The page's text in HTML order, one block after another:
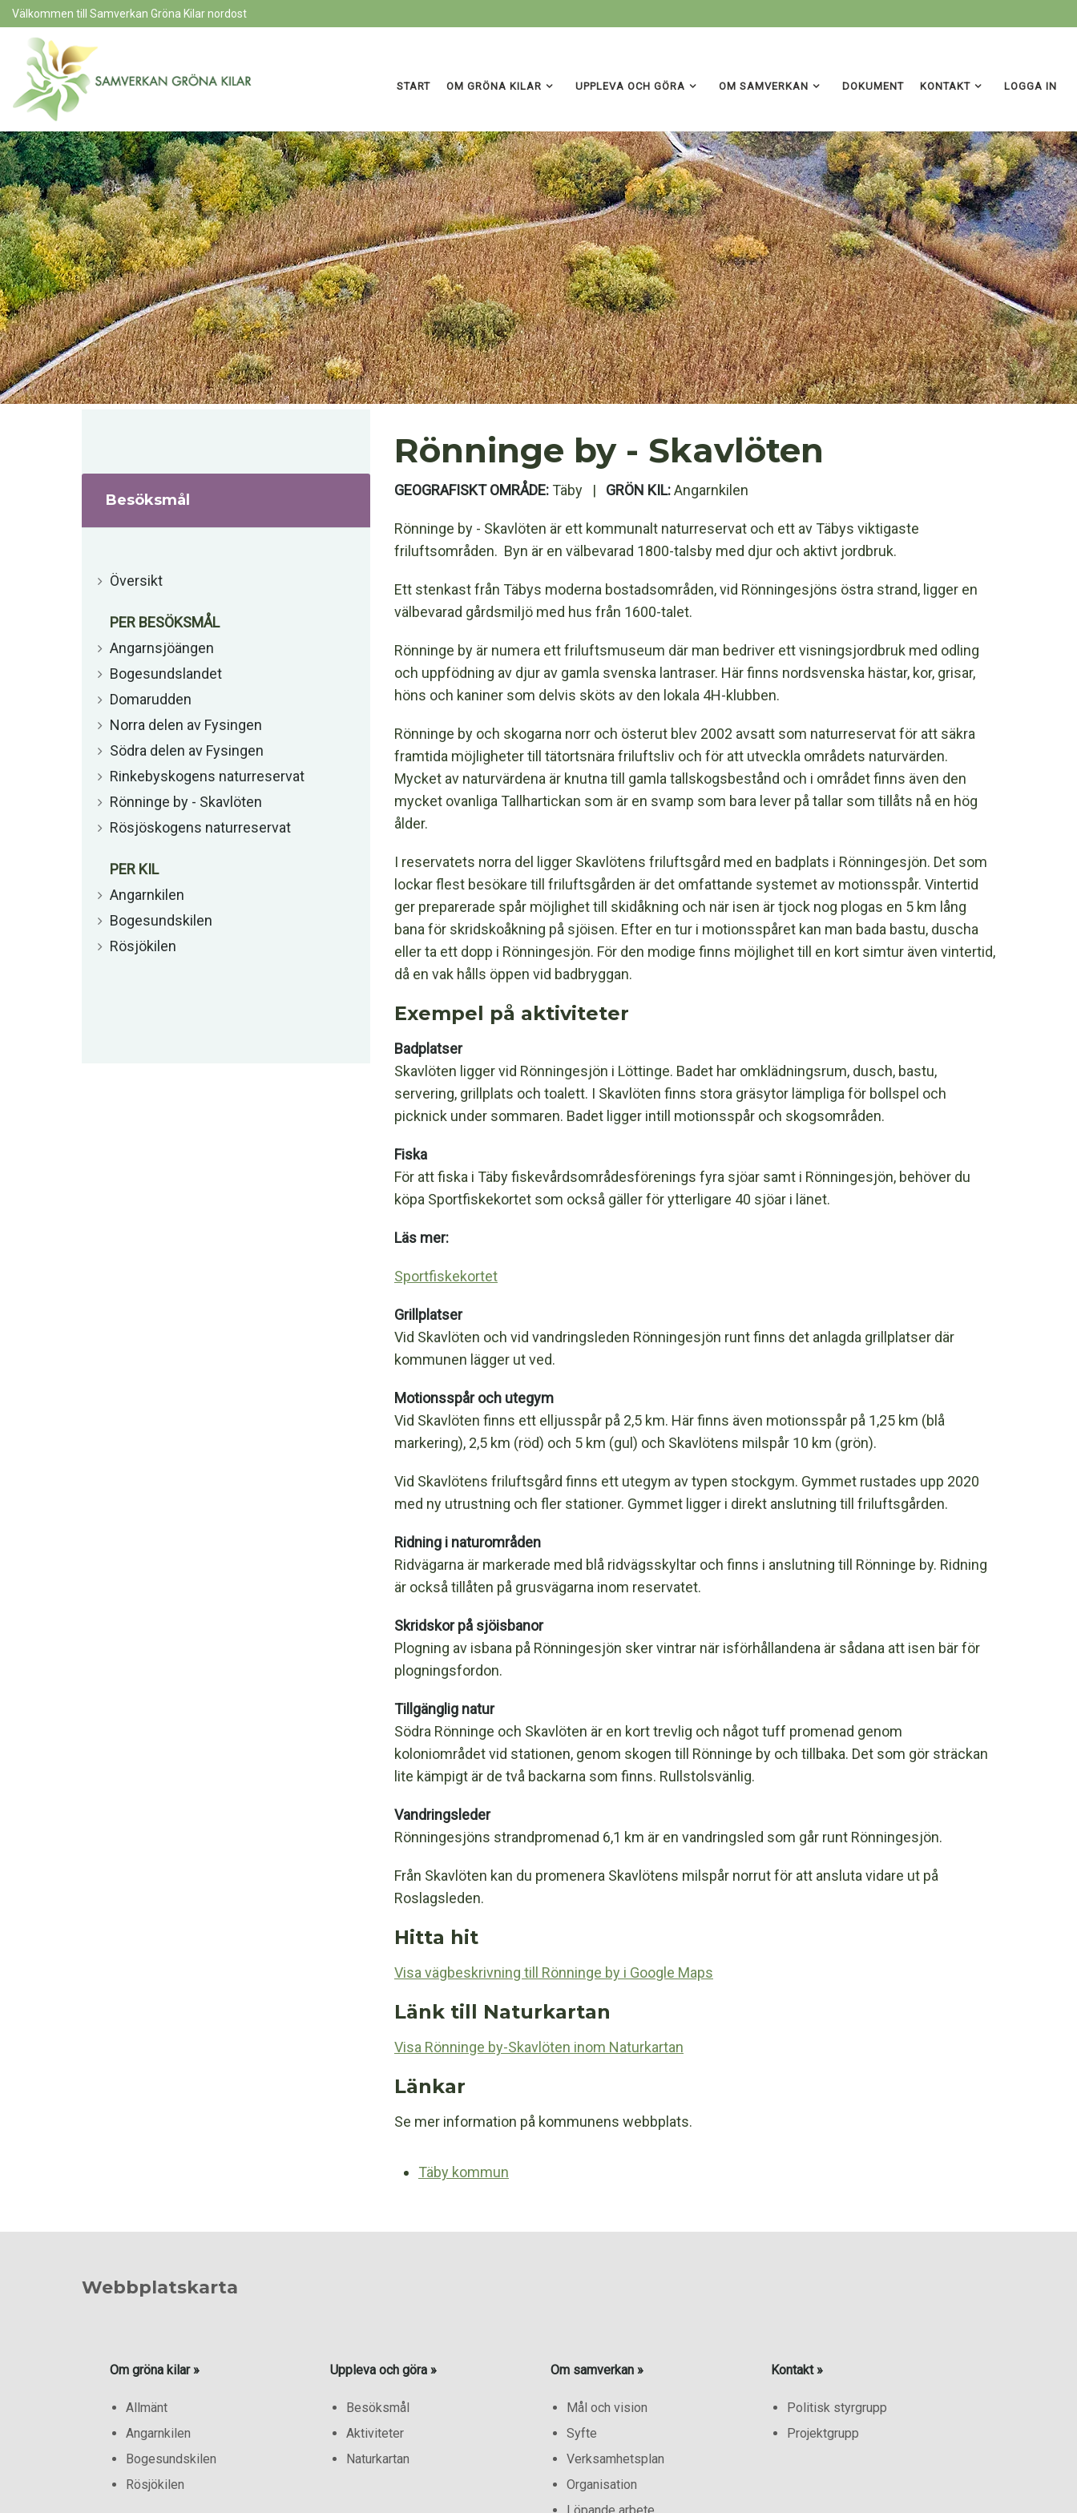
Välkommen till Samverkan Gröna Kilar nordost
START OM GRÖNA KILAR UPPLEVA OCH GÖRA OM SAMVERKAN DOKUMENT KONTAKT LOGGA IN
Besöksmål
Översikt
PER BESÖKSMÅL
Angarnsjöängen
Bogesundslandet
Domarudden
Norra delen av Fysingen
Södra delen av Fysingen
Rinkebyskogens naturreservat
Rönninge by - Skavlöten
Rösjöskogens naturreservat
PER KIL
Angarnkilen
Bogesundskilen
Rösjökilen
Rönninge by - Skavlöten
GEOGRAFISKT OMRÅDE:Täby | GRÖN KIL:Angarnkilen
Rönninge by - Skavlöten är ett kommunalt naturreservat och ett av Täbys viktigaste
friluftsområden. Byn är en välbevarad 1800-talsby med djur och aktivt jordbruk.
Ett stenkast från Täbys moderna bostadsområden, vid Rönningesjöns östra strand, ligger en
välbevarad gårdsmiljö med hus från 1600-talet.
Rönninge by är numera ett friluftsmuseum där man bedriver ett visningsjordbruk med odling
och uppfödning av djur av gamla svenska lantraser. Här finns nordsvenska hästar, kor, grisar,
höns och kaniner som delvis sköts av den lokala 4H-klubben.
Rönninge by och skogarna norr och österut blev 2002 avsatt som naturreservat för att säkra
framtida möjligheter till tätortsnära friluftsliv och för att utveckla områdets naturvärden.
Mycket av naturvärdena är knutna till gamla tallskogsbestånd och i området finns även den
mycket ovanliga Tallhartickan som är en svamp som bara lever på tallar som tillåts nå en hög
ålder.
I reservatets norra del ligger Skavlötens friluftsgård med en badplats i Rönningesjön. Det som
lockar flest besökare till friluftsgården är det omfattande systemet av motionsspår. Vintertid
ger preparerade spår möjlighet till skidåkning och när isen är tjock nog plogas en 5 km lång
bana för skridskoåkning på sjöisen. Efter en tur i motionsspåret kan man bada bastu, duscha
eller ta ett dopp i Rönningesjön. För den modige finns möjlighet till en kort simtur även vintertid,
då en vak hålls öppen vid badbryggan.
Exempel på aktiviteter
Badplatser
Skavlöten ligger vid Rönningesjön i Löttinge. Badet har omklädningsrum, dusch, bastu,
servering, grillplats och toalett. I Skavlöten finns stora gräsytor lämpliga för bollspel och
picknick under sommaren. Badet ligger intill motionsspår och skogsområden.
Fiska
För att fiska i Täby fiskevårdsområdesförenings fyra sjöar samt i Rönningesjön, behöver du
köpa Sportfiskekortet som också gäller för ytterligare 40 sjöar i länet.
Läs mer:
Sportfiskekortet
Grillplatser
Vid Skavlöten och vid vandringsleden Rönningesjön runt finns det anlagda grillplatser där
kommunen lägger ut ved.
Motionsspår och utegym
Vid Skavlöten finns ett elljusspår på 2,5 km. Här finns även motionsspår på 1,25 km (blå
markering), 2,5 km (röd) och 5 km (gul) och Skavlötens milspår 10 km (grön).
Vid Skavlötens friluftsgård finns ett utegym av typen stockgym. Gymmet rustades upp 2020
med ny utrustning och fler stationer. Gymmet ligger i direkt anslutning till friluftsgården.
Ridning i naturområden
Ridvägarna är markerade med blå ridvägsskyltar och finns i anslutning till Rönninge by. Ridning
är också tillåten på grusvägarna inom reservatet.
Skridskor på sjöisbanor
Plogning av isbana på Rönningesjön sker vintrar när isförhållandena är sådana att isen bär för
plogningsfordon.
Tillgänglig natur
Södra Rönninge och Skavlöten är en kort trevlig och något tuff promenad genom
koloniområdet vid stationen, genom skogen till Rönninge by och tillbaka. Det som gör sträckan
lite kämpigt är de två backarna som finns. Rullstolsvänlig.
Vandringsleder
Rönningesjöns strandpromenad 6,1 km är en vandringsled som går runt Rönningesjön.
Från Skavlöten kan du promenera Skavlötens milspår norrut för att ansluta vidare ut på
Roslagsleden.
Hitta hit
Visa vägbeskrivning till Rönninge by i Google Maps
Länk till Naturkartan
Visa Rönninge by-Skavlöten inom Naturkartan
Länkar
Se mer information på kommunens webbplats.
Täby kommun
Webbplatskarta
Om gröna kilar »
Allmänt
Angarnkilen
Bogesundskilen
Rösjökilen
Uppleva och göra »
Besöksmål
Aktiviteter
Naturkartan
Om samverkan »
Mål och vision
Syfte
Verksamhetsplan
Organisation
Kontakt »
Politisk styrgrupp
Projektgrupp